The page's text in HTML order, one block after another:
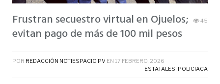
Frustran secuestro virtual en Ojuelos;
evitan pago de más de 100 mil pesos
45
POR REDACCIÓN NOTIESPACIO PV EN 17 FEBRERO, 2026
ESTATALES, POLICIACA